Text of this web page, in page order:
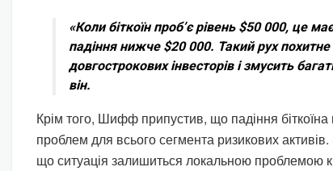
«Коли біткоїн проб’є рівень $50 000, це
падіння нижче $20 000. Такий рух
довгострокових інвесторів і змусить
він.
Крім того, Шифф припустив, що падіння
проблем для всього сегмента ризикових
що ситуація залишиться локальною проблемою